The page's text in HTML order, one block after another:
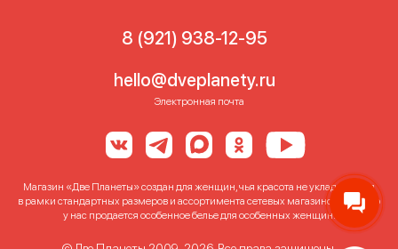
8 (921) 938-12-95
hello@dveplanety.ru
Электронная почта
Магазин «Две Планеты» создан для женщин, чья красота не укладывается
в рамки стандартных размеров и ассортимента сетевых магазинов. Именно
у нас продается особенное белье для особенных женщин!